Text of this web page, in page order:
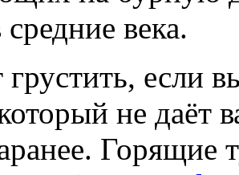
века.
грустить, если
не даёт